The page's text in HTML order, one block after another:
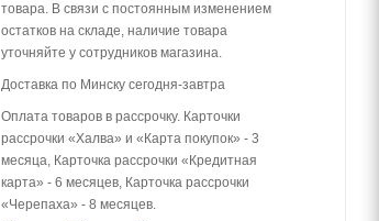
товара. В связи с постоянным изменением
остатков на складе, наличие товара
уточняйте у сотрудников магазина.
Доставка по Минску сегодня-завтра
Оплата товаров в рассрочку. Карточки
рассрочки «Халва» и «Карта покупок» - 3
месяца, Карточка рассрочки «Кредитная
карта» - 6 месяцев, Карточка рассрочки
«Черепаха» - 8 месяцев.